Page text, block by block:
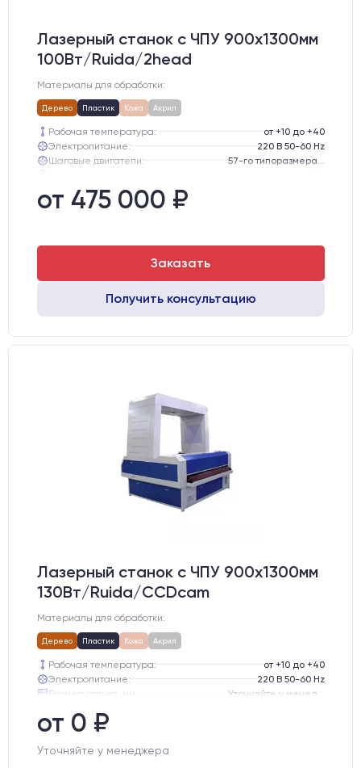
Лазерный станок c ЧПУ 900х1300мм
100Вт/Ruida/2head
Материалы для обработки:
Дерево Пластик Кожа Акрил
Рабочая температура:
от +10 до +40
Электропитание:
220 В 50-60 Hz
Шаговые двигатели:
Направляющие оси Y:
Направляющие оси Х:
от 475 000 ₽
Заказать
Получить консультацию
Лазерный станок c ЧПУ 900х1300мм
130Вт/Ruida/CCDcam
Материалы для обработки:
Дерево Пластик Кожа Акрил
Рабочая температура:
от +10 до +40
Электропитание:
220 В 50-60 Hz
Размер станка, мм:
Производитель лазерного излучателя:
от 0 ₽
Уточняйте у менеджера